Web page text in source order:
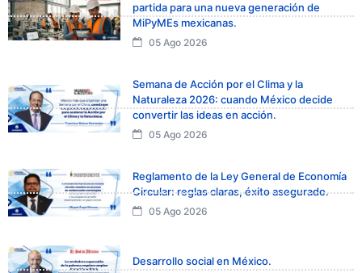
partida para una nueva generación de
MiPyMEs mexicanas.
05 Ago 2026
Semana de Acción por el Clima y la
Naturaleza 2026: cuando México decide
convertir las ideas en acción.
05 Ago 2026
Reglamento de la Ley General de Economía
Circular: reglas claras, éxito asegurado.
05 Ago 2026
Desarrollo social en México.